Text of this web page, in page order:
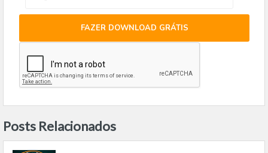
FAZER DOWNLOAD GRÁTIS
Posts Relacionados